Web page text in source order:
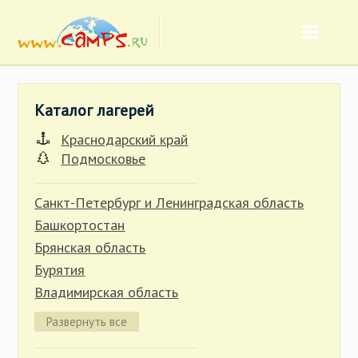
Каталог лагерей
Краснодарский край
Подмосковье
Санкт-Петербург и Ленинградская область
Башкортостан
Брянская область
Бурятия
Владимирская область
Волгоградская область
Вологодская область
Развернуть все